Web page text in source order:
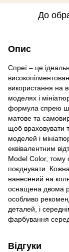
До
Опис
Спреї – це
використання на
моделях і
формула спрею
матове та
щоб враховувати
моделей і
еквівалентним
Model Color, тому
поєднувати.
нанесений на
оснащена двома
особливо
деталей, і
фарбування
Відгуки